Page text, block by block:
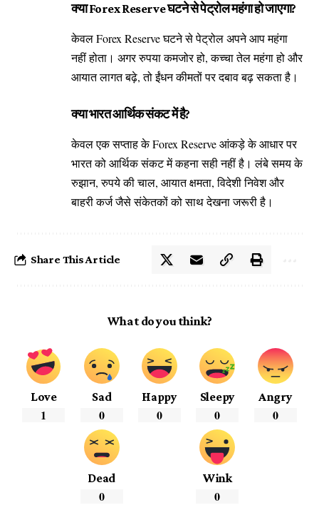
क्या Forex Reserve घटने से पेट्रोल महंगा हो जाएगा?
केवल Forex Reserve घटने से पेट्रोल अपने आप महंगा
नहीं होता। अगर रुपया कमजोर हो, कच्चा तेल महंगा हो और
आयात लागत बढ़े, तो ईंधन कीमतों पर दबाव बढ़ सकता है।
क्या भारत आर्थिक संकट में है?
केवल एक सप्ताह के Forex Reserve आंकड़े के आधार पर
भारत को आर्थिक संकट में कहना सही नहीं है। लंबे समय के
रुझान, रुपये की चाल, आयात क्षमता, विदेशी निवेश और
बाहरी कर्ज जैसे संकेतकों को साथ देखना जरूरी है।
Share This Article
What do you think?
Love
1
Sad
0
Happy
0
Sleepy
0
Angry
0
Dead
0
Wink
0